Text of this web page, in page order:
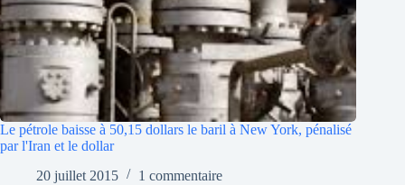
Le pétrole baisse à 50,15 dollars le baril à New York, pénalisé
par l'Iran et le dollar
20 juillet 2015
1 commentaire